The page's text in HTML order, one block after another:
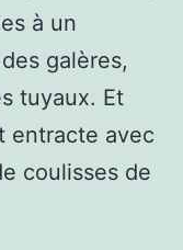
à un
galères,
tuyaux. Et
entracte avec
coulisses de